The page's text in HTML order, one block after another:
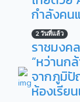
กำลังคน
2 วันที่แล้ว
ราชมง
“หว่านก
จากภูมิ
ห้องเรีย